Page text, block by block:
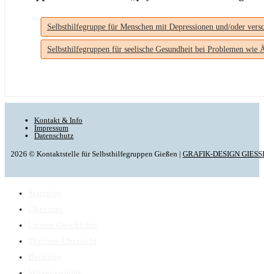
Selbsthilfegruppe für Menschen mit Depressionen und/oder
Selbsthilfegruppen für seelische Gesundheit bei Problemen wie
Kontakt & Info
Impressum
Datenschutz
2026 © Kontaktstelle für Selbsthilfegruppen Gießen | GRAFIK-DESIGN